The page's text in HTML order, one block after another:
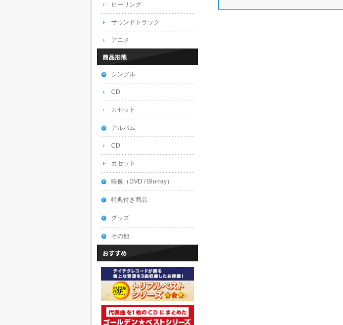
ヒーリング
サウンドトラック
アニメ
シングル
CD
カセット
アルバム
CD
カセット
映像（DVD / Blu-ray）
特典付き商品
グッズ
その他